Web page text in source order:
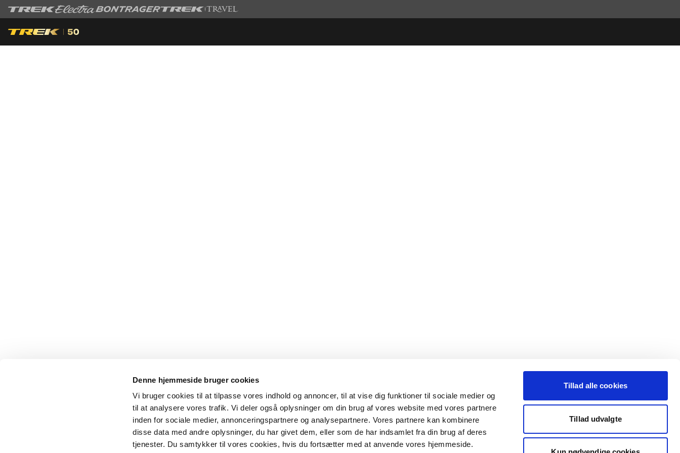
Denne hjemmeside bruger cookies
Vi bruger cookies til at tilpasse vores indhold og annoncer, til at vise dig funktioner til sociale medier og
til at analysere vores trafik. Vi deler også oplysninger om din brug af vores website med vores partnere
inden for sociale medier, annonceringspartnere og analysepartnere. Vores partnere kan kombinere
disse data med andre oplysninger, du har givet dem, eller som de har indsamlet fra din brug af deres
tjenester. Du samtykker til vores cookies, hvis du fortsætter med at anvende vores hjemmeside.
Tillad alle cookies
Tillad udvalgte